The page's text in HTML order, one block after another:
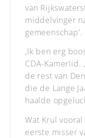
van
middelvinger
gemeenschap’.
,Ik ben erg
CDA-Kamerlid.
de rest van
die de Lange
haalde
Wat Krul
eerste misser